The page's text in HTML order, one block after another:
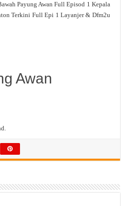
1
Tonton
Drama
Payung Awan Full Episod 1 Kepala
Terkini Full Epi 1 Layanjer & Dfm2u
Awan